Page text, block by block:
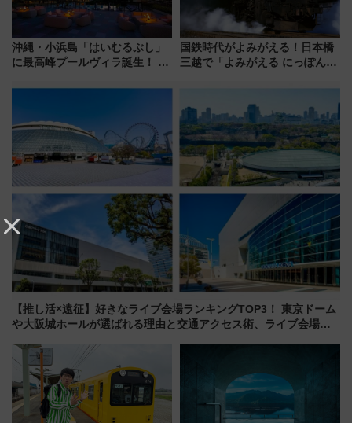
沖縄・小浜島「はいむるぶし」
に最高峰プールヴィラ誕生！ 石
美旅「何もしない贅沢」を体験
国鉄時代がよみがえる！日本橋
三越で「よみがえる にっぽんの
敬の名作写真も、駅弁フェスも
同時開催！
【推し活×遠征】好きなライブ会場ランキングTOP3！ 東京ドーム
や大阪城ホールが選ばれる理由と交通アクセス術、ライブ会場に